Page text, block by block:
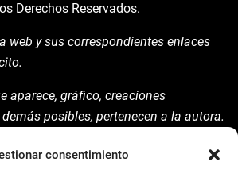
consentimiento
Derechos Reservados.
web y sus correspondientes enlaces
aparece, gráfico, creaciones
posibles, pertenecen a la autora.